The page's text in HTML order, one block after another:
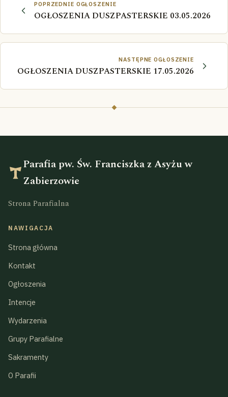
POPRZEDNIE OGŁOSZENIE
OGŁOSZENIA DUSZPASTERSKIE 03.05.2026
NASTĘPNE OGŁOSZENIE
OGŁOSZENIA DUSZPASTERSKIE 17.05.2026
Parafia pw. Św. Franciszka z Asyżu w
Zabierzowie
Strona Parafialna
NAWIGACJA
Strona główna
Kontakt
Ogłoszenia
Intencje
Wydarzenia
Grupy Parafialne
Sakramenty
O Parafii